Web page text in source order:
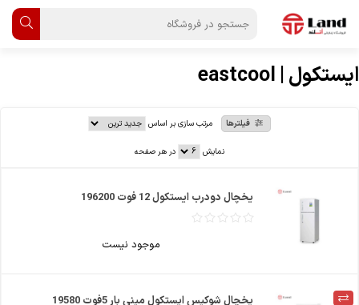
ایستکول | eastcool
فیلترها مرتب سازی بر اساس
نمایش در هر صفحه
یخچال دودرب ایستکول 12 فوت 196200
موجود نیست
یخچال شوکیس ایستکول مینی بار 5فوت 19580